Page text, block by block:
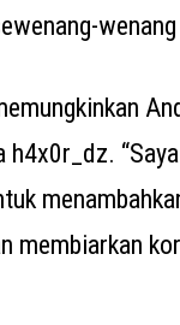
h4x0r_dz.
membiarkan